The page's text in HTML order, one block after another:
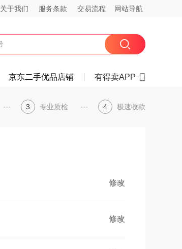
关于我们 服务条款 交易流程 网站导航
京东二手优品店铺 有得卖APP
--- 3 专业质检 --- 4 极速收款
修改
修改